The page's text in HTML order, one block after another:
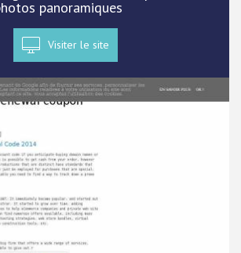
panoramiques
Visiter le site